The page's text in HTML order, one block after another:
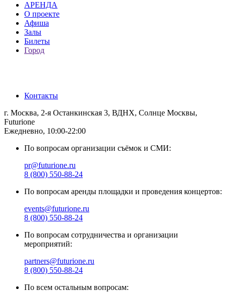
АРЕНДА
О проекте
Афиша
Залы
Билеты
Город
Контакты
г. Москва, 2-я Останкинская 3, ВДНХ, Солнце Москвы,
Futurione
Ежедневно, 10:00-22:00
По вопросам организации съёмок и СМИ:
pr@futurione.ru
8 (800) 550-88-24
По вопросам аренды площадки и проведения концертов:
events@futurione.ru
8 (800) 550-88-24
По вопросам сотрудничества и организации
мероприятий:
partners@futurione.ru
8 (800) 550-88-24
По всем остальным вопросам: